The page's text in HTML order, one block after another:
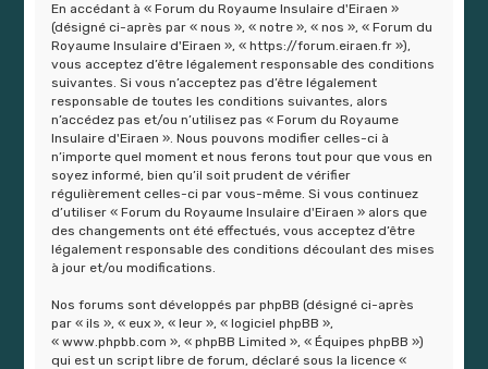
En accédant à « Forum du Royaume Insulaire d'Eiraen »
(désigné ci-après par « nous », « notre », « nos », « Forum du
Royaume Insulaire d'Eiraen », « https://forum.eiraen.fr »),
vous acceptez d’être légalement responsable des conditions
suivantes. Si vous n’acceptez pas d’être légalement
responsable de toutes les conditions suivantes, alors
n’accédez pas et/ou n’utilisez pas « Forum du Royaume
Insulaire d'Eiraen ». Nous pouvons modifier celles-ci à
n’importe quel moment et nous ferons tout pour que vous en
soyez informé, bien qu’il soit prudent de vérifier
régulièrement celles-ci par vous-même. Si vous continuez
d’utiliser « Forum du Royaume Insulaire d'Eiraen » alors que
des changements ont été effectués, vous acceptez d’être
légalement responsable des conditions découlant des mises
à jour et/ou modifications.
Nos forums sont développés par phpBB (désigné ci-après
par « ils », « eux », « leur », « logiciel phpBB »,
« www.phpbb.com », « phpBB Limited », « Équipes phpBB »)
qui est un script libre de forum, déclaré sous la licence «